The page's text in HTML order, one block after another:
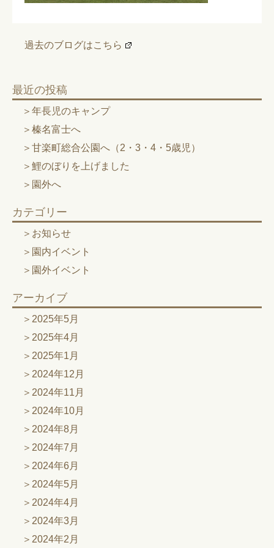
過去のブログはこちら
最近の投稿
年長児のキャンプ
榛名富士へ
甘楽町総合公園へ（2・3・4・5歳児）
鯉のぼりを上げました
園外へ
カテゴリー
お知らせ
園内イベント
園外イベント
アーカイブ
2025年5月
2025年4月
2025年1月
2024年12月
2024年11月
2024年10月
2024年8月
2024年7月
2024年6月
2024年5月
2024年4月
2024年3月
2024年2月